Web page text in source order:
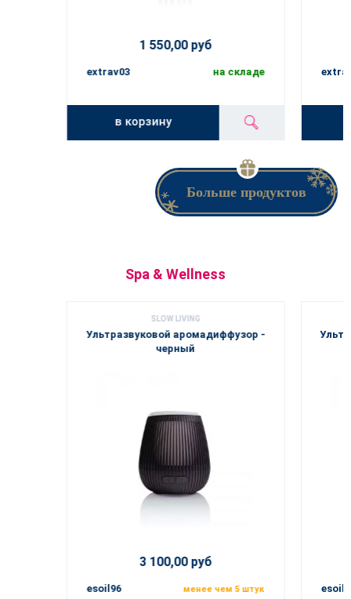
1 550,00 руб
extrav03 на складе
в корзину
Больше продуктов
Spa & Wellness
SLOW LIVING
Ультразвуковой аромадиффузор -
черный
3 100,00 руб
esoil96 менее чем 5 штук